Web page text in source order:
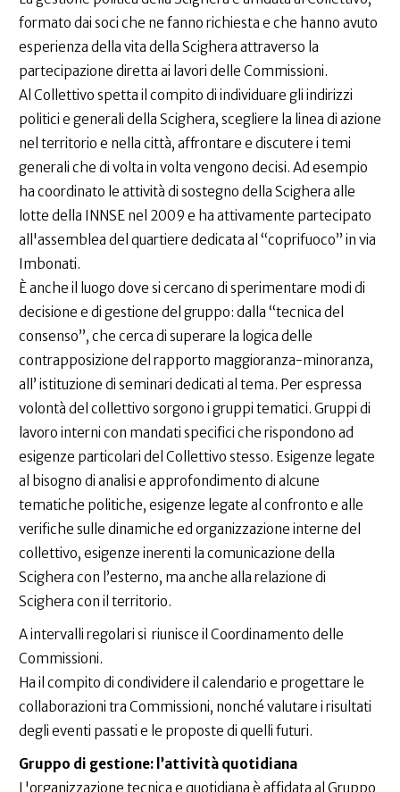
formato dai soci che ne fanno richiesta e che hanno avuto
esperienza della vita della Scighera attraverso la
partecipazione diretta ai lavori delle Commissioni.
Al Collettivo spetta il compito di individuare gli indirizzi
politici e generali della Scighera, scegliere la linea di azione
nel territorio e nella città, affrontare e discutere i temi
generali che di volta in volta vengono decisi. Ad esempio
ha coordinato le attività di sostegno della Scighera alle
lotte della INNSE nel 2009 e ha attivamente partecipato
all'assemblea del quartiere dedicata al “coprifuoco” in via
Imbonati.
È anche il luogo dove si cercano di sperimentare modi di
decisione e di gestione del gruppo: dalla “tecnica del
consenso”, che cerca di superare la logica delle
contrapposizione del rapporto maggioranza-minoranza,
all’ istituzione di seminari dedicati al tema. Per espressa
volontà del collettivo sorgono i gruppi tematici. Gruppi di
lavoro interni con mandati specifici che rispondono ad
esigenze particolari del Collettivo stesso. Esigenze legate
al bisogno di analisi e approfondimento di alcune
tematiche politiche, esigenze legate al confronto e alle
verifiche sulle dinamiche ed organizzazione interne del
collettivo, esigenze inerenti la comunicazione della
Scighera con l’esterno, ma anche alla relazione di
Scighera con il territorio.
A intervalli regolari si riunisce il Coordinamento delle
Commissioni.
Ha il compito di condividere il calendario e progettare le
collaborazioni tra Commissioni, nonché valutare i risultati
degli eventi passati e le proposte di quelli futuri.
Gruppo di gestione: l’attività quotidiana
L'organizzazione tecnica e quotidiana è affidata al Gruppo